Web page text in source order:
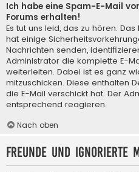
Ich habe eine Spam-E-Mail
Forums erhalten!
Es tut uns leid, das zu hören.
hat einige
Nachrichten senden,
Administrator die komplette E-
weiterleiten. Dabei ist es ganz
mitzuschicken. Diese enthalten
die E-Mail verschickt hat. Der
entsprechend reagieren.
Nach oben
Freunde und ignorierte